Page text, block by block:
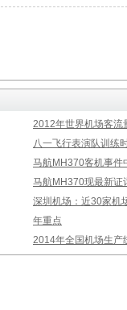
2012年世界机场客流
八一飞行表演队训练
马航MH370客机事件
马航MH370现最新证
深圳机场：近30家机
年重点
2014年全国机场生产